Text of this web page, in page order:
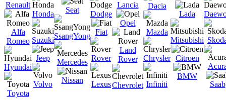
Renault
Alfa
Romeo
Hyundai
Toyota
Honda
Suzuki
Jeep
Volvo
Seat
SsangYong
Mercedes
Nissan
Dodge
Fiat
Rover
Lexus
Lancia
Opel
Land
Rover
Chevrolet
Dacia
Mazda
Chrysler
Infiniti
Lada
Mitsubishi
Citroen
BMW
Saab